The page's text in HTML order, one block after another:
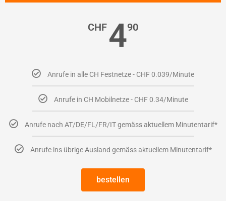
CHF490
Anrufe in alle CH Festnetze - CHF 0.039/Minute
Anrufe in CH Mobilnetze - CHF 0.34/Minute
Anrufe nach AT/DE/FL/FR/IT gemäss aktuellem Minutentarif*
Anrufe ins übrige Ausland gemäss aktuellem Minutentarif*
bestellen